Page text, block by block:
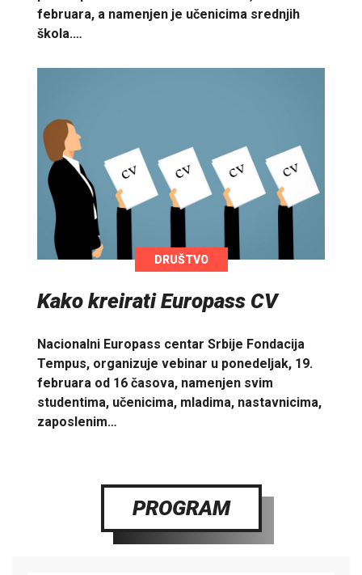
februara, a namenjen je učenicima srednjih
škola.…
DRUŠTVO
Kako kreirati Europass CV
Nacionalni Europass centar Srbije Fondacija
Tempus, organizuje vebinar u ponedeljak, 19.
februara od 16 časova, namenjen svim
studentima, učenicima, mladima, nastavnicima,
zaposlenim…
PROGRAM